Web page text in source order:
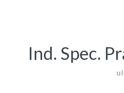
Ind. Spec.